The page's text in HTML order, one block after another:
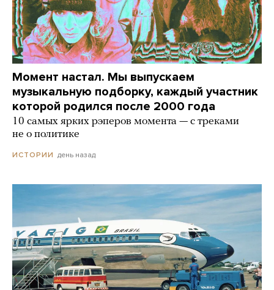
Момент настал. Мы выпускаем
музыкальную подборку, каждый участник
которой родился после 2000 года
10 самых ярких рэперов момента — с треками
не о политике
ИСТОРИИ день назад